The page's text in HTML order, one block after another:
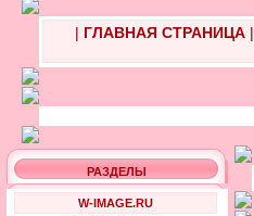
| ГЛАВНАЯ СТРАНИЦА|
РАЗДЕЛЫ
W-IMAGE.RU